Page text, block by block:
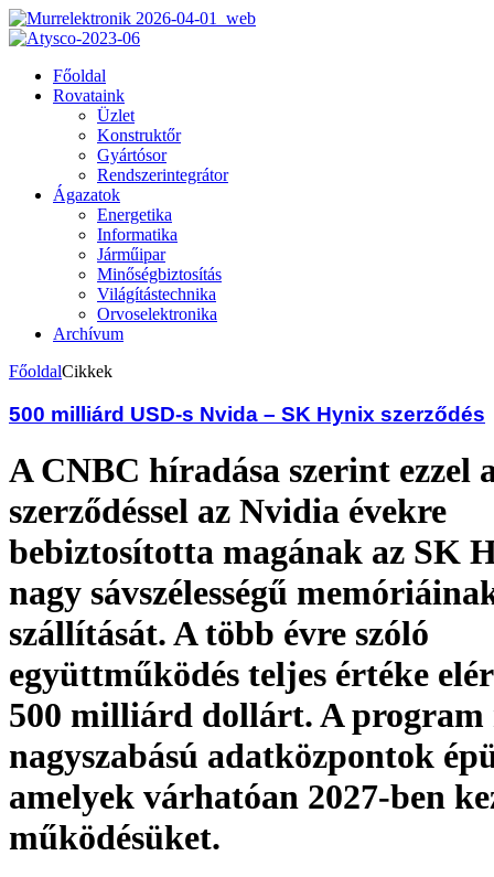
Főoldal
Rovataink
Üzlet
Konstruktőr
Gyártósor
Rendszerintegrátor
Ágazatok
Energetika
Informatika
Járműipar
Minőségbiztosítás
Világítástechnika
Orvoselektronika
Archívum
FőoldalCikkek
500 milliárd USD-s Nvida – SK Hynix szerződés
A CNBC híradása szerint ezzel
szerződéssel az Nvidia évekre
bebiztosította magának az SK
nagy sávszélességű
szállítását. A több évre szóló
együttműködés teljes értéke
500 milliárd dollárt. A program
nagyszabású adatközpontok
amelyek várhatóan 2027-ben
működésüket.